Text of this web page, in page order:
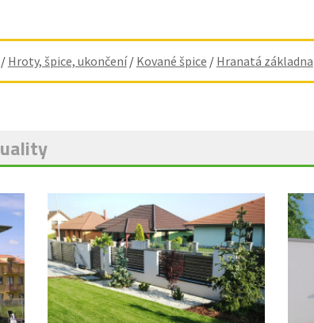
Hroty, špice, ukončení/ Kované špice / Hranatá základna